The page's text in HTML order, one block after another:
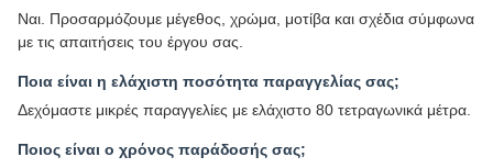
Ναι. Προσαρμόζουμε μέγεθος, χρώμα, μοτίβα και σχέδια σύμφωνα
με τις απαιτήσεις του έργου σας.
Ποια είναι η ελάχιστη ποσότητα παραγγελίας σας;
Δεχόμαστε μικρές παραγγελίες με ελάχιστο 80 τετραγωνικά μέτρα.
Ποιος είναι ο χρόνος παράδοσής σας;